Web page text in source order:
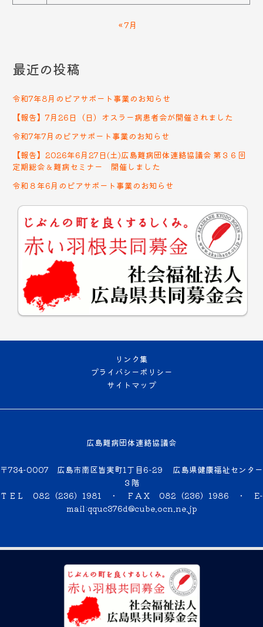
« 7月
最近の投稿
令和7年8月のピアサポート事業のお知らせ
【報告】7月26日（日）オスラー病患者会が開催されました
令和7年7月のピアサポート事業のお知らせ
【報告】2026年6月27日(土)広島難病団体連絡協議会 第３６回
定期総会＆難病セミナー 開催しました
令和８年6月のピアサポート事業のお知らせ
リンク集
プライバシーポリシー
サイトマップ
広島難病団体連絡協議会
〒734-0007 広島市南区皆実町1丁目6-29 広島県健康福祉センター
３階
ＴＥＬ 082（236）1981 ・ ＦＡＸ 082（236）1986 ・ E-
mail:qquc376d@cube.ocn.ne.jp